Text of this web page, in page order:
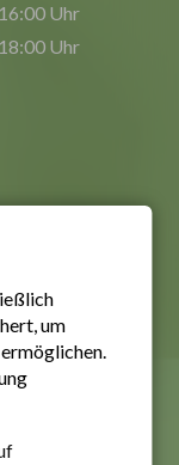
Uhr
Uhr
um